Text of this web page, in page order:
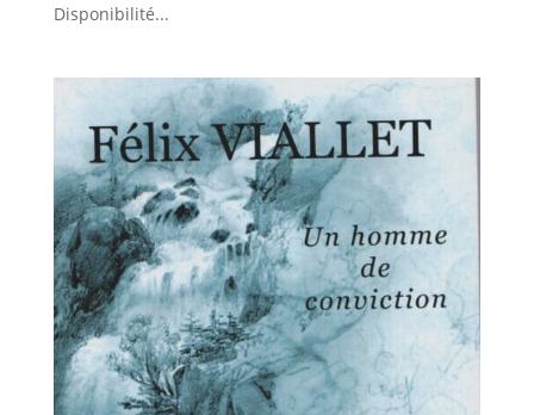
Disponibilité...